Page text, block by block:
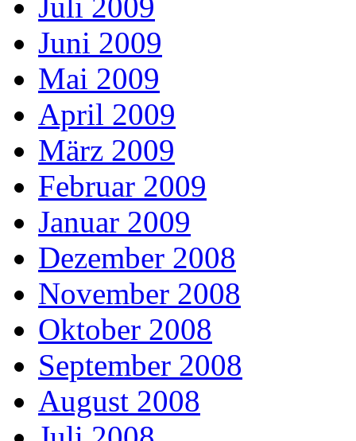
Juli 2009
Juni 2009
Mai 2009
April 2009
März 2009
Februar 2009
Januar 2009
Dezember 2008
November 2008
Oktober 2008
September 2008
August 2008